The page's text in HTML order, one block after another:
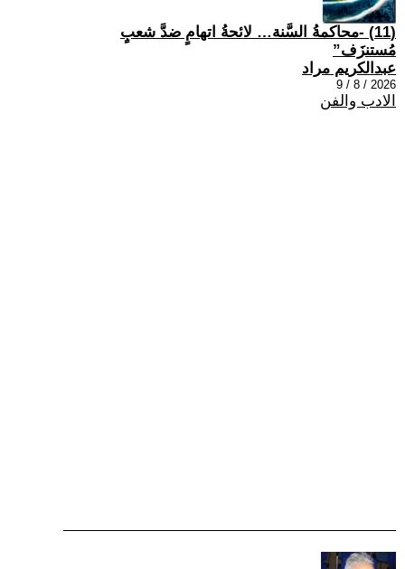
(11) -محاكمةُ السَّنة… لائحةُ اتهامٍ ضدَّ شعبٍ
مُستنزَف”
عبدالكريم مراد
2026 / 8 / 9
الادب والفن